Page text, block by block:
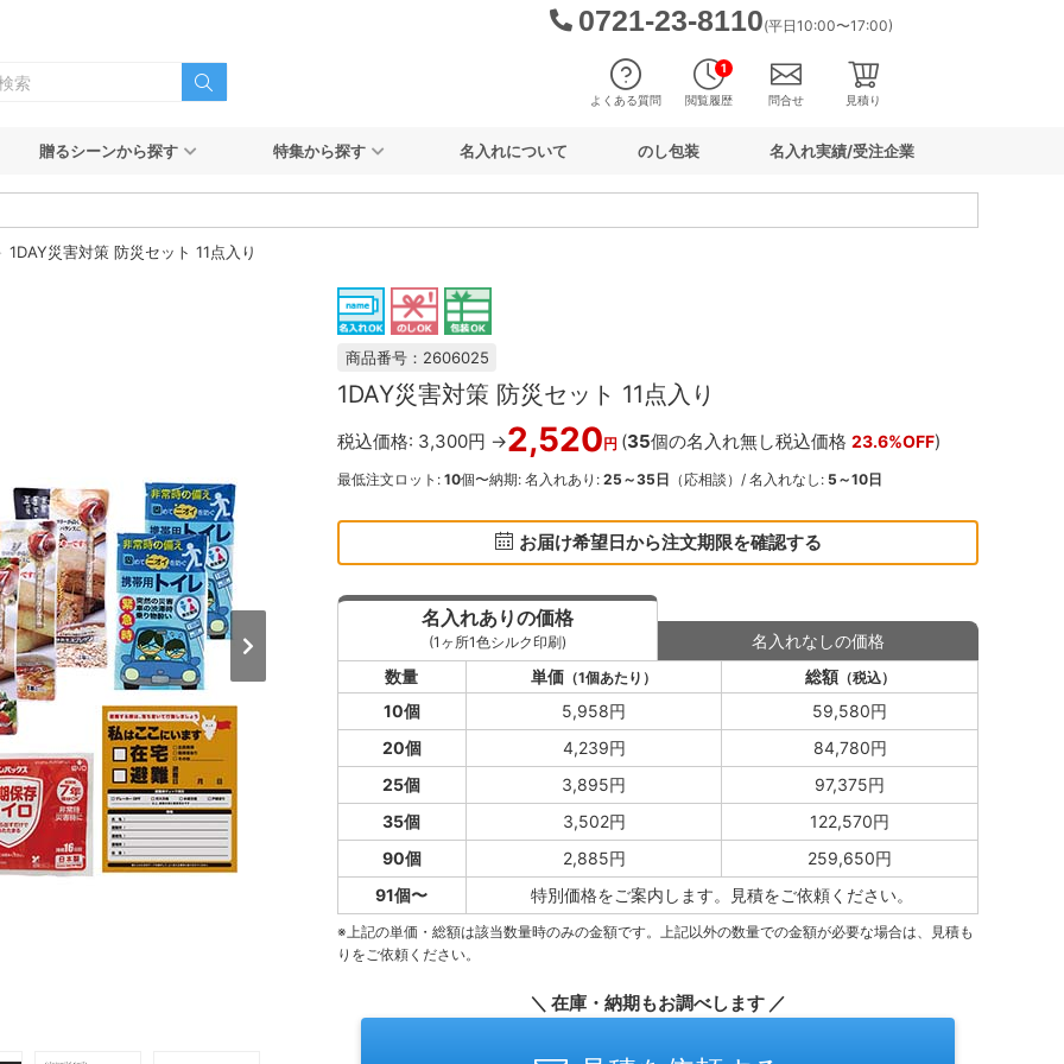
0721-23-8110(平日10:00〜17:00)
よくある質問 閲覧履歴
1
問合せ 見積り
贈るシーンから探す 特集から探す 名入れについて のし包装 名入れ実績/受注企業
1DAY災害対策 防災セット 11点入り
商品番号：2606025
1DAY災害対策 防災セット 11点入り
税込価格: 3,300円 →2,520円 (35個の名入れ無し税込価格 23.6%OFF)
最低注文ロット: 10個〜納期: 名入れあり: 25～35日 （応相談）/ 名入れなし: 5～10日
お届け希望日から注文期限を確認する
名入れありの価格
(1ヶ所1色シルク印刷)
名入れなしの価格
数量
単価 （1個あたり） 総額（税込）
10個 5,958円
59,580円
20個
4,239円
84,780円
25個
3,895円
97,375円
35個
3,502円
122,570円
90個
2,885円
259,650円
91個〜
特別価格をご案内します。 見積をご依頼ください。
※上記の単価・総額は該当数量時のみの金額です。上記以外の数量での金額が必要な場合は、見積も
りをご依頼ください。
＼ 在庫・納期もお調べします ／